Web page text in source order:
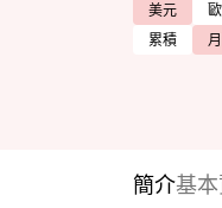
美元
累積
簡介基